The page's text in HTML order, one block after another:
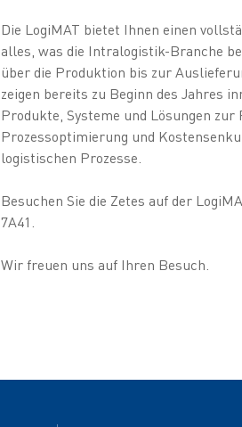
Die LogiMAT bietet Ihnen einen
alles, was die Intralogistik-Branche
über die Produktion bis zur
zeigen bereits zu Beginn des Jahres
Produkte, Systeme und Lösungen zur
Prozessoptimierung und
logistischen Prozesse.
Besuchen Sie die Zetes auf der
7A41.
Wir freuen uns auf Ihren Besuch.